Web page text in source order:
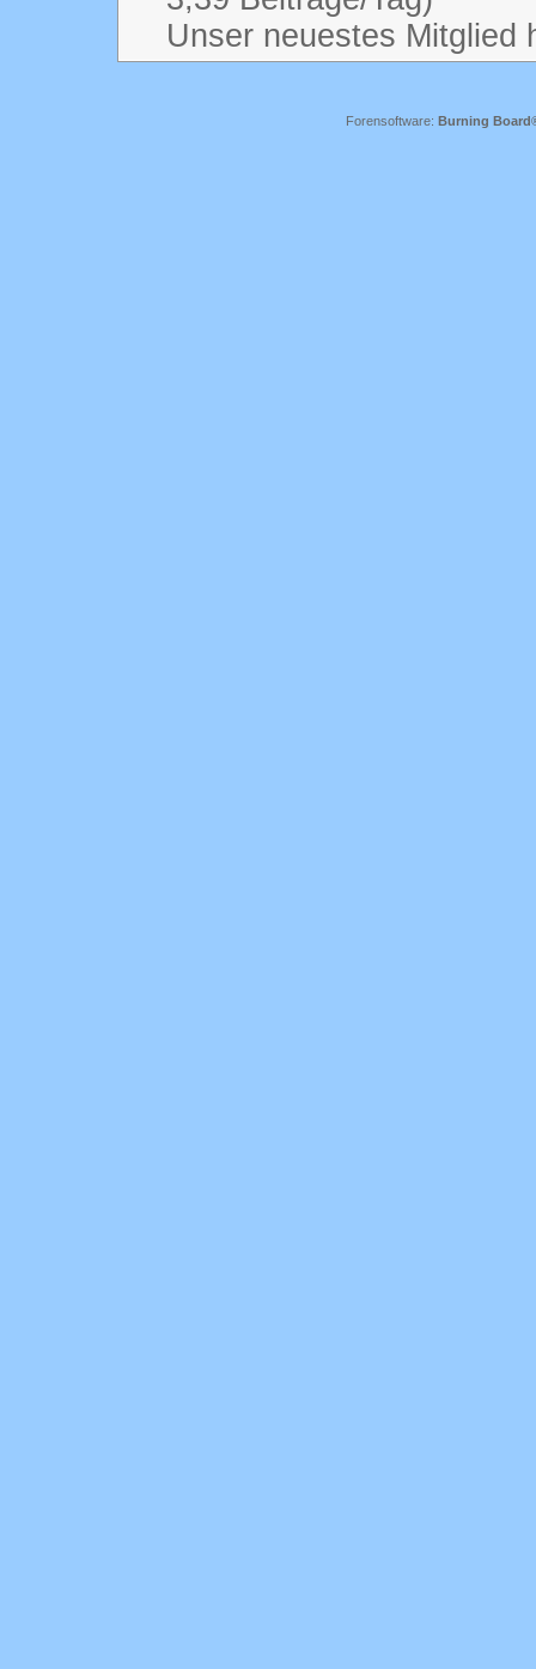
Unser neuestes Mitglied
Forensoftware: Burning